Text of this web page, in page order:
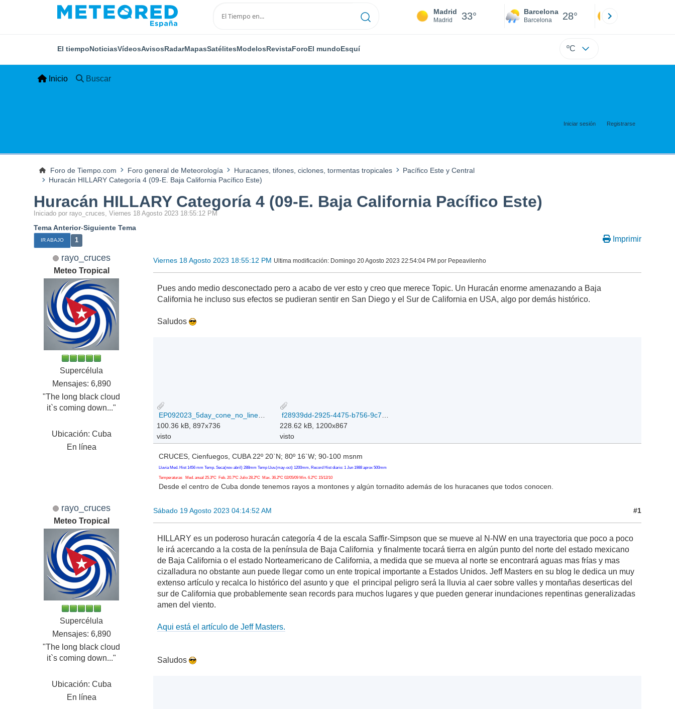
Madrid
Madrid 33° Barcelona
Barcelona 28°
El tiempoNoticiasVídeosAvisosRadarMapasSatélitesModelosRevistaForoEl mundoEsquí ºC
Inicio Buscar
Iniciar sesión Registrarse
Foro de Tiempo.com Foro general de Meteorología Huracanes, tifones, ciclones, tormentas tropicales
Pacífico Este y Central
Huracán HILLARY Categoría 4 (09-E. Baja California Pacífico Este)
Huracán HILLARY Categoría 4 (09-E. Baja California Pacífico Este)
Iniciado por rayo_cruces, Viernes 18 Agosto 2023 18:55:12 PM
Tema Anterior-Siguiente Tema
IR ABAJO 1 Imprimir
rayo_cruces
Meteo Tropical
Supercélula
Mensajes: 6,890
"The long black cloud
it`s coming down..."
Ubicación: Cuba
En línea
Viernes 18 Agosto 2023 18:55:12 PM Ultima modificación: Domingo 20 Agosto 2023 22:54:04 PM por Pepeavilenho
Pues ando medio desconectado pero a acabo de ver esto y creo que merece Topic. Un Huracán enorme amenazando a Baja
California he incluso sus efectos se pudieran sentir en San Diego y el Sur de California en USA, algo por demás histórico.
Saludos
100.36 kB, 897x736
visto
228.62 kB, 1200x867
visto
CRUCES, Cienfuegos, CUBA 22º 20`N; 80º 16`W; 90-100 msnm
Lluvia Med. Hist 1456 mm Temp. Seca(nov-abril) 288mm Temp Lluv.(may-oct) 1200mm, Record Hist diario: 1 Jun 1988 aprox 500mm
Temperaturas Med. anual 25.3ºC Feb. 20.7ºC Julio 28.2ºC Max. 36.2ºC 02/05/09 Min. 6.2ºC 15/12/10
Desde el centro de Cuba donde tenemos rayos a montones y algún tornadito además de los huracanes que todos conocen.
rayo_cruces
Meteo Tropical
Supercélula
Mensajes: 6,890
"The long black cloud
it`s coming down..."
Ubicación: Cuba
En línea
Sábado 19 Agosto 2023 04:14:52 AM #1
HILLARY es un poderoso huracán categoría 4 de la escala Saffir-Simpson que se mueve al N-NW en una trayectoria que poco a poco
le irá acercando a la costa de la península de Baja California y finalmente tocará tierra en algún punto del norte del estado mexicano
de Baja California o el estado Norteamericano de California, a medida que se mueva al norte se encontrará aguas mas frías y mas
cizalladura no obstante aun puede llegar como un ente tropical importante a Estados Unidos. Jeff Masters en su blog le dedica un muy
extenso artículo y recalca lo histórico del asunto y que el principal peligro será la lluvia al caer sobre valles y montañas deserticas del
sur de California que probablemente sean records para muchos lugares y que pueden generar inundaciones repentinas generalizadas
amen del viento.
Aqui está el artículo de Jeff Masters.
Saludos